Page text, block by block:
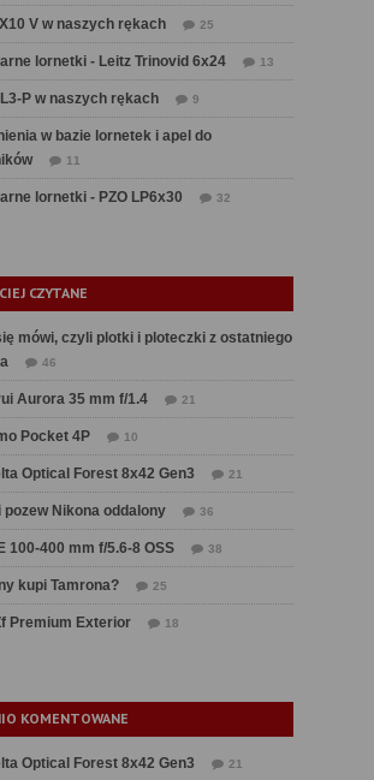
V w naszych rękach 25
lornetki - Leitz Trinovid 6x24 13
P w naszych rękach 9
w bazie lornetek i apel do
11
lornetki - PZO LP6x30 32
CZYTANE
mówi, czyli plotki i ploteczki z ostatniego
46
Aurora 35 mm f/1.4 21
Pocket 4P 10
Optical Forest 8x42 Gen3 21
pozew Nikona oddalony 36
100-400 mm f/5.6-8 OSS 38
kupi Tamrona? 25
Premium Exterior 18
KOMENTOWANE
Optical Forest 8x42 Gen3 21